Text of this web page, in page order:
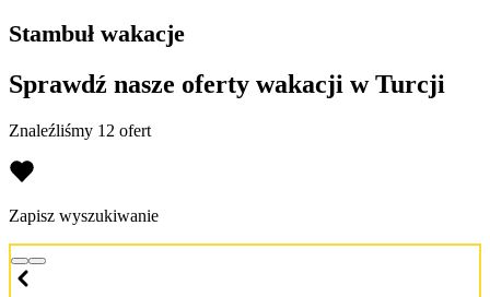
Stambuł wakacje
Sprawdź nasze oferty wakacji w Turcji
Znaleźliśmy 12 ofert
Zapisz wyszukiwanie